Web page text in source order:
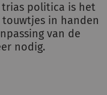
trias politica is het
in handen
van de
nodig.